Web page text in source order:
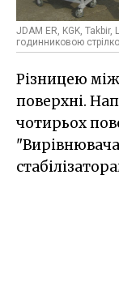
JDAM ER, KGK, Takbir,
годинниковою
Різницею між
поверхні.
чотирьох